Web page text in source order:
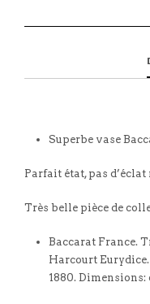
Superbe vase
Parfait état, pas d’éclat
Très belle pièce de
Baccarat France.
Harcourt
1880. Dimensions: